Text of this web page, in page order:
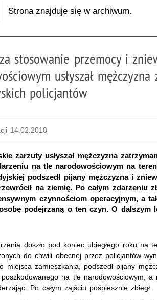
Strona znajduje się w archiwum.
stosowanie przemocy i
usłyszał
policjantów
14.02.2018
zarzuty usłyszał mężczyzna
na tle narodowościowym na
podszedł pijany mężczyzna i
na ziemię. Po całym zdarzeniu
czynnościom operacyjnym, a
podejrzaną o ten czyn. O dalszym
doszło pod koniec ubiegłego roku na
do chwili obecnej przez policjantów
miejsca zamieszkania, podszedł pijany
na tle narodowościowym,
Po całym zajściu pośpiesznie zbiegł.